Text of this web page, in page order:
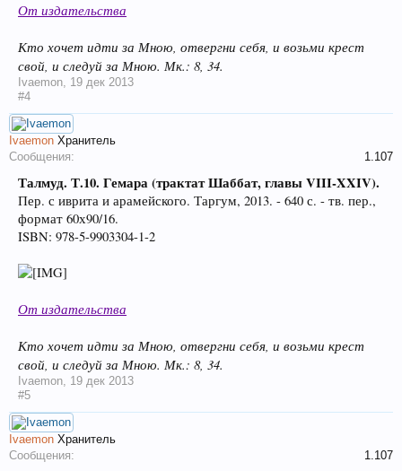
От издательства
Кто хочет идти за Мною, отвергни себя, и возьми крест
свой, и следуй за Мною. Мк.: 8, 34.
Ivaemon, 19 дек 2013
#4
Ivaemon Хранитель
Сообщения:
1.107
Талмуд. Т.10. Гемара (трактат Шаббат, главы VIII-XXIV).
Пер. с иврита и арамейского. Таргум, 2013. - 640 с. - тв. пер.,
формат 60х90/16.
ISBN: 978-5-9903304-1-2
От издательства
Кто хочет идти за Мною, отвергни себя, и возьми крест
свой, и следуй за Мною. Мк.: 8, 34.
Ivaemon, 19 дек 2013
#5
Ivaemon Хранитель
Сообщения:
1.107